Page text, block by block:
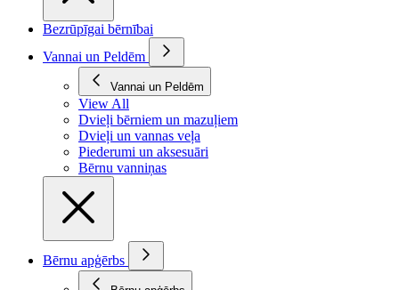
Bezrūpīgai bērnībai
Vannai un Peldēm
Vannai un Peldēm
View All
Dvieļi bērniem un mazuļiem
Dvieļi un vannas veļa
Piederumi un aksesuāri
Bērnu vanniņas
Bērnu apģērbs